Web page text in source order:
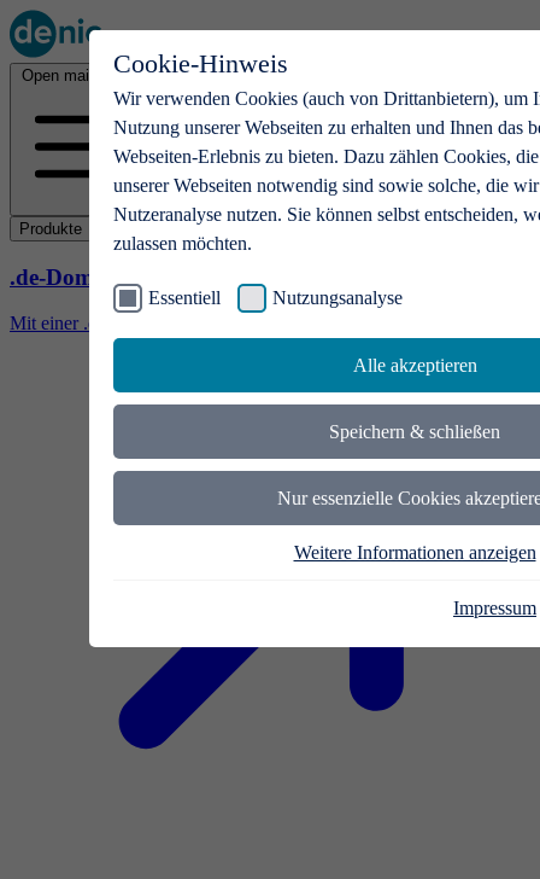
Cookie-Hinweis
Wir verwenden Cookies (auch von Drittanbietern), um
Nutzung unserer Webseiten zu erhalten und Ihnen das
Webseiten-Erlebnis zu bieten. Dazu zählen Cookies,
unserer Webseiten notwendig sind sowie solche, die
Nutzeranalyse nutzen. Sie können selbst entscheiden,
zulassen möchten.
Essentiell Nutzungsanalyse
Alle akzeptieren
Speichern & schließen
Nur essenzielle Cookies
Weitere Informationen anzeigen
Impressum
Open main menu
Produkte
.de-Domains
Mit einer .de-Domain erhalten Ideen eine Bühne